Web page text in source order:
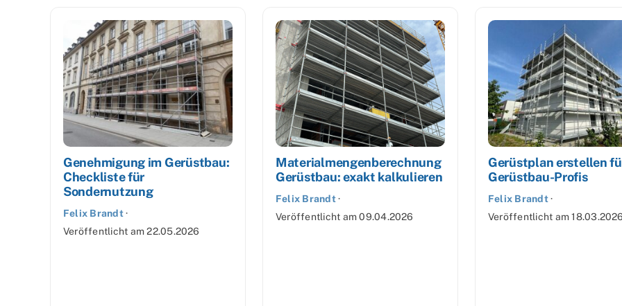
Genehmigung im Gerüstbau:
Checkliste für
Sondernutzung
Felix Brandt·
Veröffentlicht am22.05.2026
Materialmengenberechnung
Gerüstbau: exakt kalkulieren
Felix Brandt·
Veröffentlicht am09.04.2026
Gerüstplan erstellen
Gerüstbau-Profis
Felix Brandt·
Veröffentlicht am